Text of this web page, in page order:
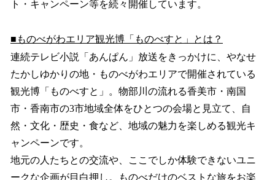
ト・キャンペーン等を続々開催しています。
■ものべがわエリア観光博「ものべすと」とは？
連続テレビ小説「あんぱん」放送をきっかけに、やなせ
たかしゆかりの地・ものべがわエリアで開催されている
観光博「ものべすと」。物部川の流れる香美市・南国
市・香南市の3市地域全体をひとつの会場と見立て、自
然・文化・歴史・食など、地域の魅力を楽しめる観光キ
ャンペーンです。
地元の人たちとの交流や、ここでしか体験できないユニ
ークな企画が目白押し。ものべだけのベストな旅をお楽